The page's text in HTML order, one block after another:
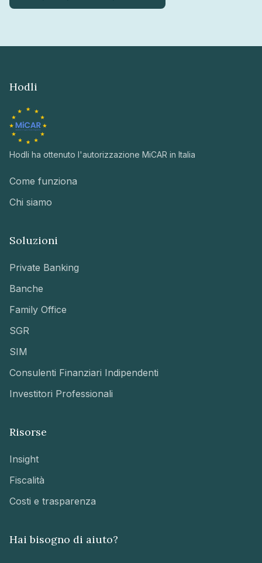
Hodli
Hodli ha ottenuto l'autorizzazione MiCAR in Italia
Come funziona
Chi siamo
Soluzioni
Private Banking
Banche
Family Office
SGR
SIM
Consulenti Finanziari Indipendenti
Investitori Professionali
Risorse
Insight
Fiscalità
Costi e trasparenza
Hai bisogno di aiuto?